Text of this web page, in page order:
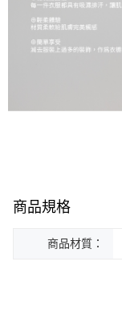
商品規格
商品材質：